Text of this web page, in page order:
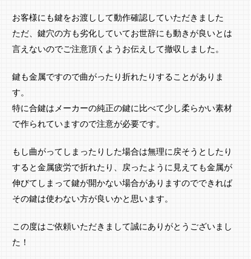
お客様にも鍵をお渡しして動作確認していただきました
ただ、鍵穴の方も劣化していてお世辞にも動きが良いとは
言えないのでご注意頂くようお伝えして撤収しました。
鍵も金属ですので曲がったり折れたりすることがありま
す。
特に合鍵はメーカーの純正の鍵に比べて少し柔らかい素材
で作られていますので注意が必要です。
もし曲がってしまったりした場合は無理に戻そうとしたり
すると金属疲労で折れたり、戻ったように見えても金属が
伸びてしまって鍵が開かない場合がありますのでできれば
その鍵は使わない方が良いかと思います。
この度はご依頼いただきまして誠にありがとうございまし
た！